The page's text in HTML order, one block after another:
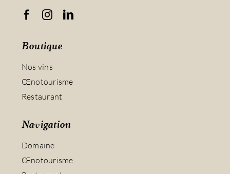
Boutique
Nos vins
Œnotourisme
Restaurant
Navigation
Domaine
Œnotourisme